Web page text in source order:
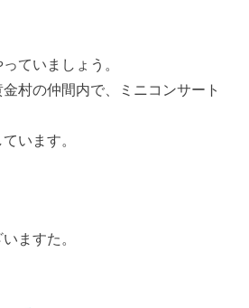
ていましょう。
村の仲間内で、ミニコンサート
います。
ますた。